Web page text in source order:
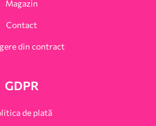
Magazin
Contact
din contract
GDPR
de plată